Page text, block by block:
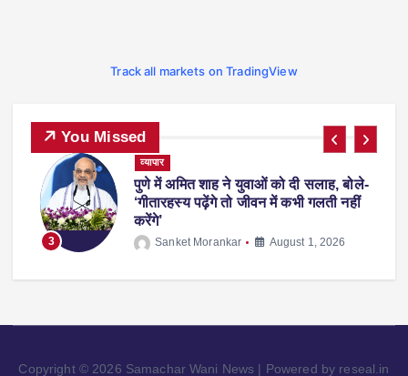
Track all markets on TradingView
You Missed
3
व्यापार
पुणे में अमित शाह ने युवाओं को दी सलाह, बोले-
‘गीतारहस्य पढ़ेंगे तो जीवन में कभी गलती नहीं
करेंगे’
Sanket Morankar August 1, 2026
Copyright © 2026 Samachar Wani News | Powered by reseal.in